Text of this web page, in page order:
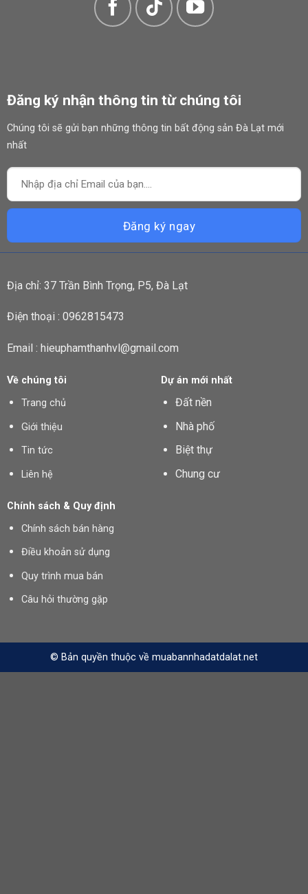
Đăng ký nhận thông tin từ chúng tôi
Chúng tôi sẽ gửi bạn những thông tin bất động sản Đà Lạt mới
nhất
Địa chỉ: 37 Trần Bình Trọng, P5, Đà Lạt
Điện thoại : 0962815473
Email : hieuphamthanhvl@gmail.com
Về chúng tôi
Trang chủ
Giới thiệu
Tin tức
Liên hệ
Dự án mới nhất
Đất nền
Nhà phố
Biệt thự
Chung cư
Chính sách & Quy định
Chính sách bán hàng
Điều khoản sử dụng
Quy trình mua bán
Câu hỏi thường gặp
© Bản quyền thuộc về muabannhadatdalat.net